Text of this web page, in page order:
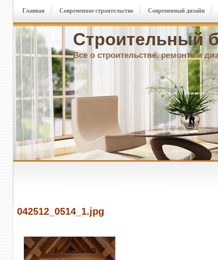
Строительный
Все о строительстве, ремонте и
Главная Современное строительство Современный дизайн
042512_0514_1.jpg